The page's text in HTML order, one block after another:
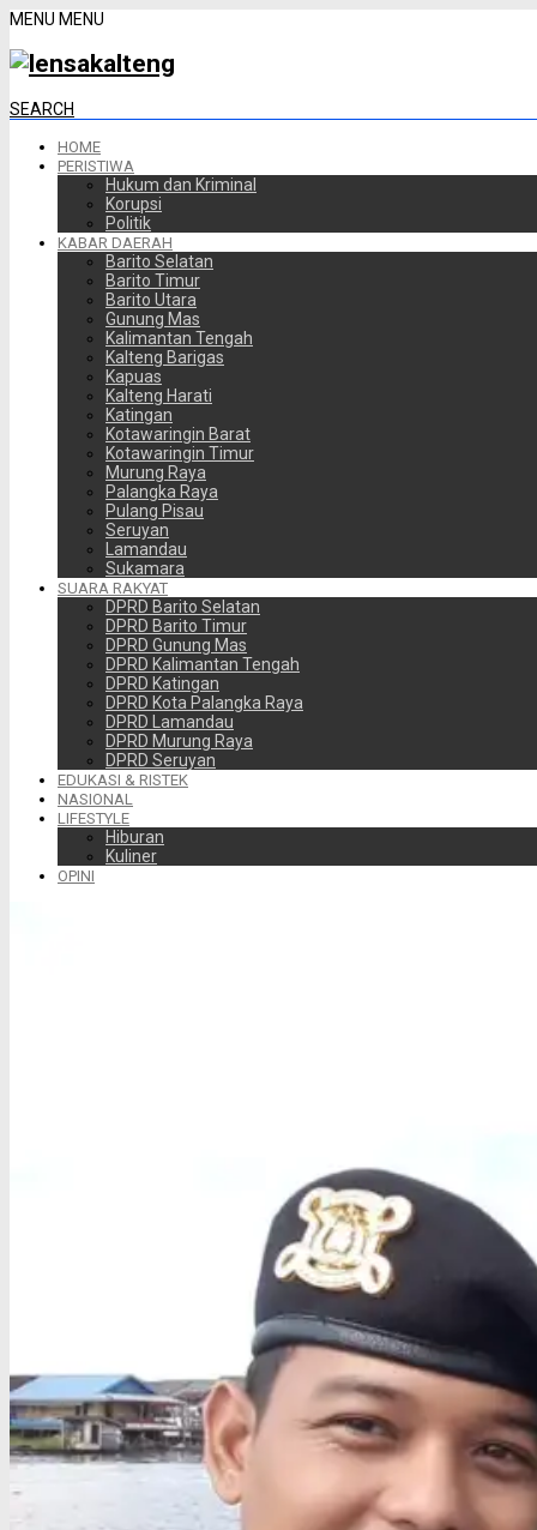
MENU MENU
SEARCH
HOME
PERISTIWA
Hukum dan Kriminal
Korupsi
Politik
KABAR DAERAH
Barito Selatan
Barito Timur
Barito Utara
Gunung Mas
Kalimantan Tengah
Kalteng Barigas
Kapuas
Kalteng Harati
Katingan
Kotawaringin Barat
Kotawaringin Timur
Murung Raya
Palangka Raya
Pulang Pisau
Seruyan
Lamandau
Sukamara
SUARA RAKYAT
DPRD Barito Selatan
DPRD Barito Timur
DPRD Gunung Mas
DPRD Kalimantan Tengah
DPRD Katingan
DPRD Kota Palangka Raya
DPRD Lamandau
DPRD Murung Raya
DPRD Seruyan
EDUKASI & RISTEK
NASIONAL
LIFESTYLE
Hiburan
Kuliner
OPINI